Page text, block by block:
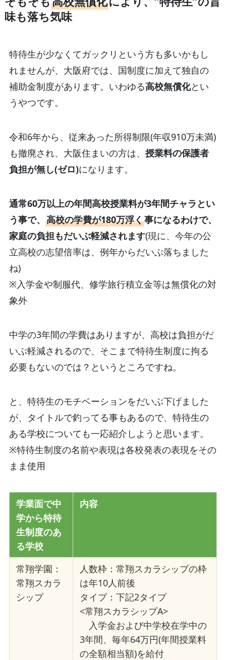
味も落ち気味
特待生が少なくてガックリという方も多いかもし
れませんが、大阪府では、国制度に加えて独自の
補助金制度があります。いわゆる高校無償化とい
うやつです。
令和6年から、従来あった所得制限(年収910万未満)
も撤廃され、大阪住まいの方は、 授業料の保護者
負担が無し(ゼロ)になります。
通常60万以上の年間高校授業料が3年間チャラとい
う事で、 高校の学費が180万浮く事になるわけで、
家庭の負担もだいぶ軽減されます(現に、今年の公
立高校の志望倍率は、例年からだいぶ落ちました
ね)
※入学金や制服代、修学旅行積立金等は無償化の対
象外
中学の3年間の学費はありますが、高校は負担がだ
いぶ軽減されるので、そこまで特待生制度に拘る
必要もないのでは？というところですね。
と、特待生のモチベーションをだいぶ下げました
が、タイトルで釣ってる事もあるので、特待生の
ある学校についても一応紹介しようと思います。
※特待生制度の名前や表現は各校発表の表現をその
まま使用
学業面で中
学から特待
生制度のあ
る学校
内容
常翔学園：
常翔スカラ
シップ
人数枠：常翔スカラシップの枠
は年10人前後
タイプ：下記2タイプ
<常翔スカラシップA>
入学金および中学校在学中の
3年間、毎年64万円(年間授業料
の全額相当額)を給付